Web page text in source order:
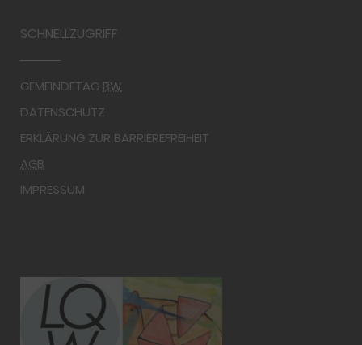
SCHNELLZUGRIFF
GEMEINDETAG BW
DATENSCHUTZ
ERKLÄRUNG ZUR BARRIEREFREIHEIT
AGB
IMPRESSUM